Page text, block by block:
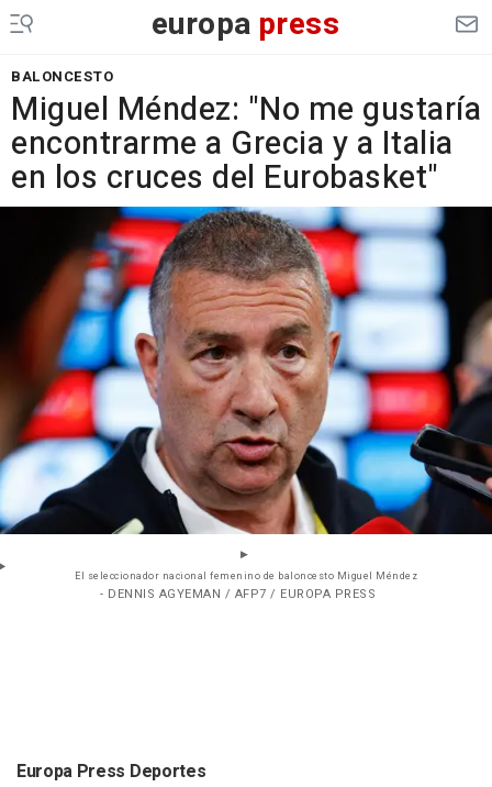
europa press
BALONCESTO
Miguel Méndez: "No me gustaría
encontrarme a Grecia y a Italia
en los cruces del Eurobasket"
El seleccionador nacional femenino de baloncesto Miguel Méndez
- DENNIS AGYEMAN / AFP7 / EUROPA PRESS
Europa Press Deportes